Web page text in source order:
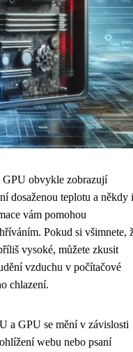
GPU obvykle zobrazují
dosaženou teplotu a někdy i
vám pomohou
Pokud si všimnete,
vysoké, můžete zkusit
vzduchu v počítačové
chlazení.
a GPU se mění v závislosti
webu nebo psaní